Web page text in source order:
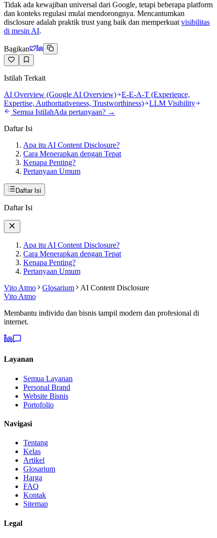
Tidak ada kewajiban universal dari Google, tetapi beberapa platform
dan konteks regulasi mulai mendorongnya. Mencantumkan
disclosure adalah praktik trust yang baik dan memperkuat visibilitas
di mesin AI.
Bagikan
Istilah Terkait
AI Overview (Google AI Overview)
E-E-A-T (Experience,
Expertise, Authoritativeness, Trustworthiness)
LLM Visibility
Semua IstilahAda pertanyaan? →
Daftar Isi
Apa itu AI Content Disclosure?
Cara Menerapkan dengan Tepat
Kenapa Penting?
Pertanyaan Umum
Daftar Isi
Daftar Isi
Apa itu AI Content Disclosure?
Cara Menerapkan dengan Tepat
Kenapa Penting?
Pertanyaan Umum
Vito Atmo
Glosarium
AI Content Disclosure
Vito Atmo
Membantu individu dan bisnis tampil modern dan profesional di
internet.
Layanan
Semua Layanan
Personal Brand
Website Bisnis
Portofolio
Navigasi
Tentang
Kelas
Artikel
Glosarium
Harga
FAQ
Kontak
Sitemap
Legal